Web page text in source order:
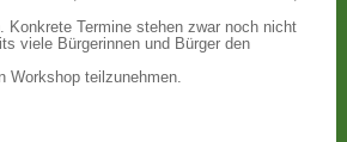
Konkrete Termine stehen zwar noch nicht
viele Bürgerinnen und Bürger den
Workshop teilzunehmen.